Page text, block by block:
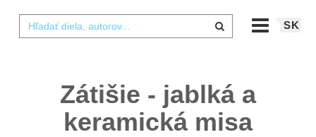
SK
Zátišie - jablká a
keramická misa